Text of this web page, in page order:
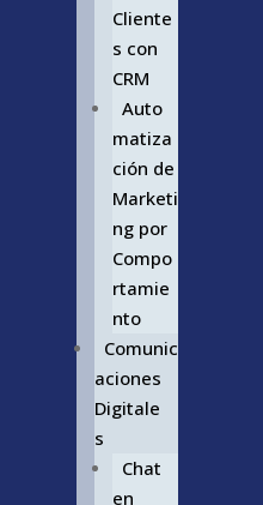
Cliente
s con
CRM
Auto
matiza
ción de
Marketi
ng por
Compo
rtamie
nto
Comunic
aciones
Digitale
s
Chat
en